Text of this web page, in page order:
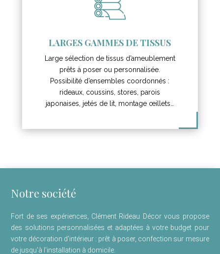
LARGES GAMMES DE TISSUS
Large sélection de tissus d’ameublement
prêts à poser ou personnalisée.
Possibilité d’ensembles coordonnés :
rideaux, coussins, stores, parois
japonaises, jetés de lit, montage œillets…
Notre société
Fort de ses expériences, Clément Rideau Décor vous propose
des solutions personnalisées et adaptées à votre budget pour
votre décoration d'intérieur : prêt à poser, confection sur mesure
de jusqu'à l'installation à domicile.